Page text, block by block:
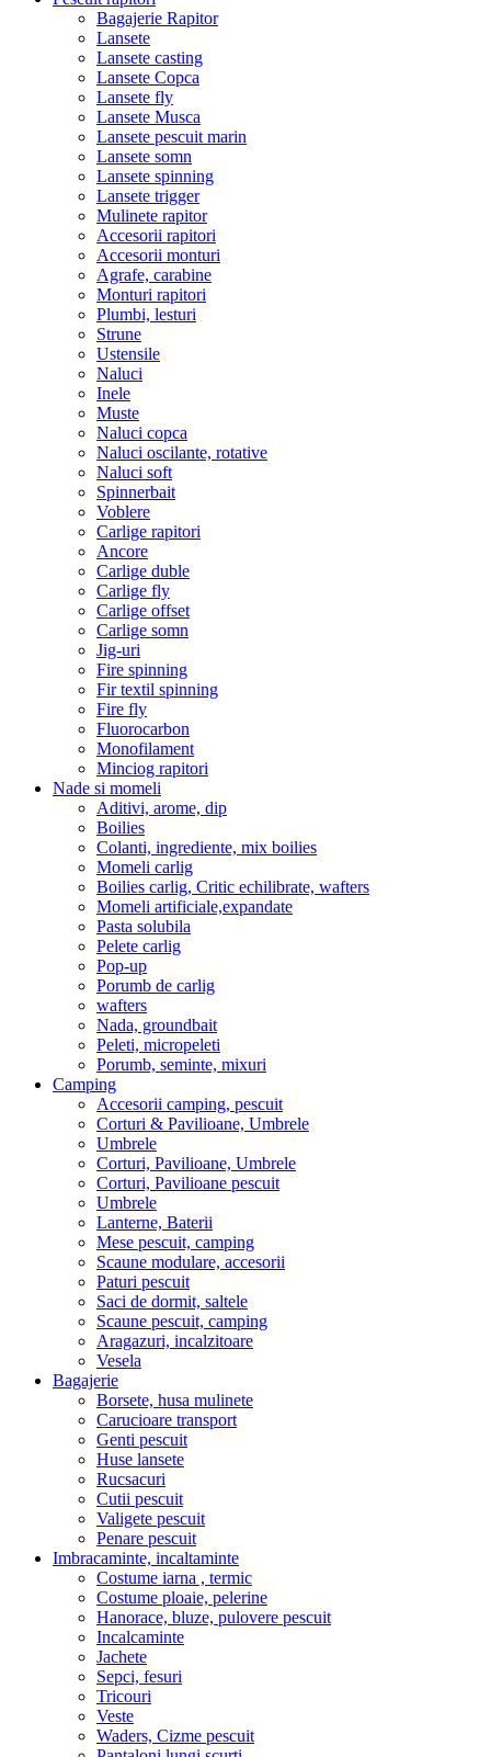
Bagajerie Rapitor
Lansete
Lansete casting
Lansete Copca
Lansete fly
Lansete Musca
Lansete pescuit marin
Lansete somn
Lansete spinning
Lansete trigger
Mulinete rapitor
Accesorii rapitori
Accesorii monturi
Agrafe, carabine
Monturi rapitori
Plumbi, lesturi
Strune
Ustensile
Naluci
Inele
Muste
Naluci copca
Naluci oscilante, rotative
Naluci soft
Spinnerbait
Voblere
Carlige rapitori
Ancore
Carlige duble
Carlige fly
Carlige offset
Carlige somn
Jig-uri
Fire spinning
Fir textil spinning
Fire fly
Fluorocarbon
Monofilament
Minciog rapitori
Nade si momeli
Aditivi, arome, dip
Boilies
Colanti, ingrediente, mix boilies
Momeli carlig
Boilies carlig, Critic echilibrate, wafters
Momeli artificiale,expandate
Pasta solubila
Pelete carlig
Pop-up
Porumb de carlig
wafters
Nada, groundbait
Peleti, micropeleti
Porumb, seminte, mixuri
Camping
Accesorii camping, pescuit
Corturi & Pavilioane, Umbrele
Umbrele
Corturi, Pavilioane, Umbrele
Corturi, Pavilioane pescuit
Umbrele
Lanterne, Baterii
Mese pescuit, camping
Scaune modulare, accesorii
Paturi pescuit
Saci de dormit, saltele
Scaune pescuit, camping
Aragazuri, incalzitoare
Vesela
Bagajerie
Borsete, husa mulinete
Carucioare transport
Genti pescuit
Huse lansete
Rucsacuri
Cutii pescuit
Valigete pescuit
Penare pescuit
Imbracaminte, incaltaminte
Costume iarna , termic
Costume ploaie, pelerine
Hanorace, bluze, pulovere pescuit
Incalcaminte
Jachete
Sepci, fesuri
Tricouri
Veste
Waders, Cizme pescuit